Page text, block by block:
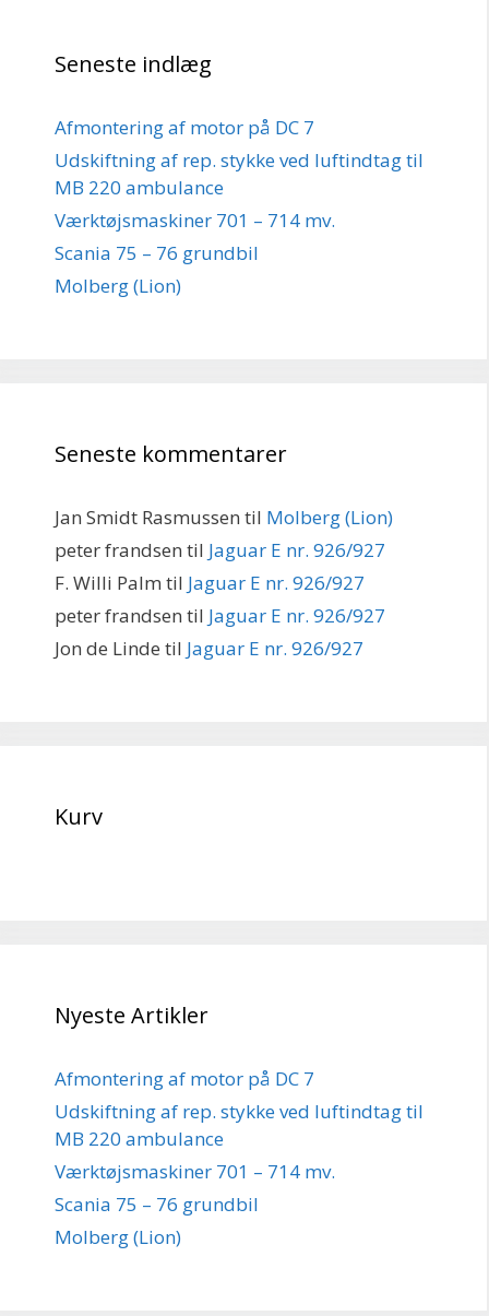
Seneste indlæg
Afmontering af motor på DC 7
Udskiftning af rep. stykke ved luftindtag til
MB 220 ambulance
Værktøjsmaskiner 701 – 714 mv.
Scania 75 – 76 grundbil
Molberg (Lion)
Seneste kommentarer
Jan Smidt Rasmussen til Molberg (Lion)
peter frandsen til Jaguar E nr. 926/927
F. Willi Palm til Jaguar E nr. 926/927
peter frandsen til Jaguar E nr. 926/927
Jon de Linde til Jaguar E nr. 926/927
Kurv
Nyeste Artikler
Afmontering af motor på DC 7
Udskiftning af rep. stykke ved luftindtag til
MB 220 ambulance
Værktøjsmaskiner 701 – 714 mv.
Scania 75 – 76 grundbil
Molberg (Lion)